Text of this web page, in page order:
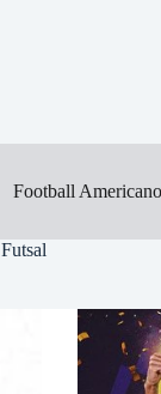
Football Americano
Futsal